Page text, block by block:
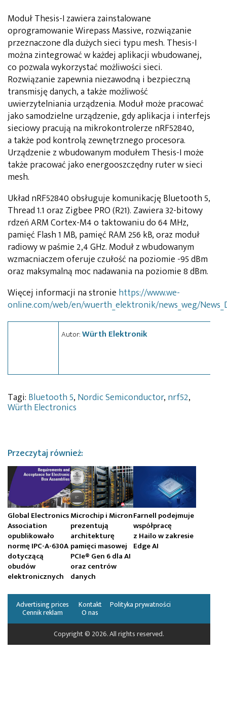
Moduł Thesis-I zawiera zainstalowane
oprogramowanie Wirepass Massive, rozwiązanie
przeznaczone dla dużych sieci typu mesh. Thesis-I
można zintegrować w każdej aplikacji wbudowanej,
co pozwala wykorzystać możliwości sieci.
Rozwiązanie zapewnia niezawodną i bezpieczną
transmisję danych, a także możliwość
uwierzytelniania urządzenia. Moduł może pracować
jako samodzielne urządzenie, gdy aplikacja i interfejs
sieciowy pracują na mikrokontrolerze nRF52840,
a także pod kontrolą zewnętrznego procesora.
Urządzenie z wbudowanym modułem Thesis-I może
także pracować jako energooszczędny ruter w sieci
mesh.
Układ nRF52840 obsługuje komunikację Bluetooth 5,
Thread 1.1 oraz Zigbee PRO (R21). Zawiera 32-bitowy
rdzeń ARM Cortex-M4 o taktowaniu do 64 MHz,
pamięć Flash 1 MB, pamięć RAM 256 kB, oraz moduł
radiowy w paśmie 2,4 GHz. Moduł z wbudowanym
wzmacniaczem oferuje czułość na poziomie -95 dBm
oraz maksymalną moc nadawania na poziomie 8 dBm.
Więcej informacji na stronie https://www.we-
online.com/web/en/wuerth_elektronik/news_weg/
Autor:Würth Elektronik
Tagi: Bluetooth 5, Nordic Semiconductor, nrf52,
Würth Electronics
Przeczytaj również:
Global Electronics
Association
opublikowało
normę IPC-A-630A
dotyczącą
obudów
elektronicznych
Microchip i Micron
prezentują
architekturę
pamięci masowej
PCIe® Gen 6 dla AI
oraz centrów
danych
Farnell podejmuje
współpracę
z Hailo w zakresie
Edge AI
Cennik reklam
Advertising prices Kontakt
O nas
Polityka prywatności
Copyright © 2026. All rights reserved.